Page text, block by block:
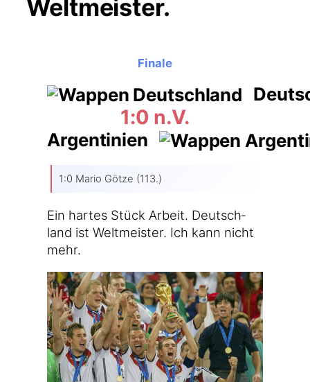
Weltmeister.
Finale
1:0 n.V.
Argentinien
1:0 Mario Göt­ze (113.)
Ein har­tes Stück Arbeit. Deutsch­
land ist Welt­meis­ter. Ich kann nicht
mehr.